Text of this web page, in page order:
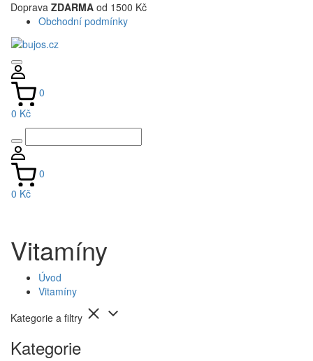
Doprava ZDARMA od 1500 Kč
Obchodní podmínky
0
0 Kč
0
0 Kč
Vitamíny
Úvod
Vitamíny
Kategorie a filtry
Kategorie